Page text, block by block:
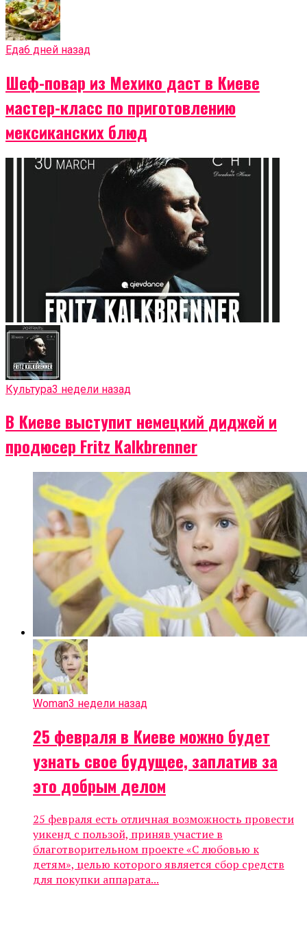
Еда6 дней назад
Шеф-повар из Мехико даст в Киеве
мастер-класс по приготовлению
мексиканских блюд
Культура3 недели назад
В Киеве выступит немецкий диджей и
продюсер Fritz Kalkbrenner
Woman3 недели назад
25 февраля в Киеве можно будет
узнать свое будущее, заплатив за
это добрым делом
25 февраля есть отличная возможность провести
уикенд с пользой, приняв участие в
благотворительном проекте «С любовью к
детям», целью которого является сбор средств
для покупки аппарата...